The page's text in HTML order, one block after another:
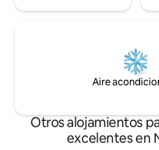
Aire
Otros alojamientos
excelentes en